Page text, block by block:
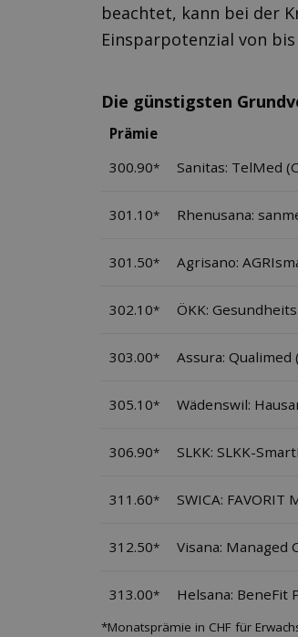
beachtet, kann bei der
Einsparpotenzial von bis
Die günstigsten
Prämie
300.90* Sanitas: TelMed
301.10* Rhenusana:
301.50* Agrisano:
302.10* ÖKK:
303.00* Assura: Qualimed
305.10* Wädenswil:
306.90* SLKK: SLKK-
311.60* SWICA: FAVORIT
312.50* Visana: Managed
313.00* Helsana: BeneFit
*Monatsprämie in CHF für